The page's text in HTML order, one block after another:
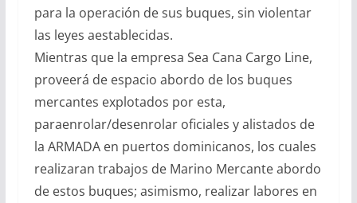
para la operación de sus buques, sin violentar
las leyes aestablecidas.
Mientras que la empresa Sea Cana Cargo Line,
proveerá de espacio abordo de los buques
mercantes explotados por esta,
paraenrolar/desenrolar oficiales y alistados de
la ARMADA en puertos dominicanos, los cuales
realizaran trabajos de Marino Mercante abordo
de estos buques; asimismo, realizar labores en